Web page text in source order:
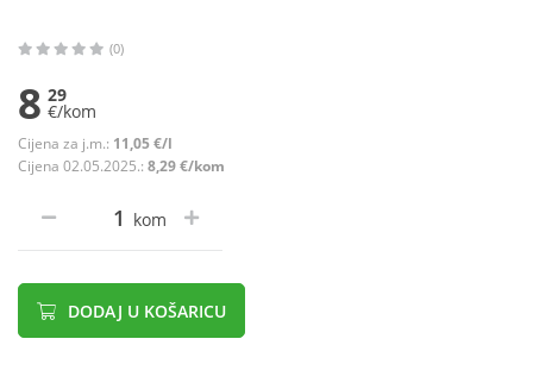
(0)
8 29
€/kom
Cijena za j.m.: 11,05 €/l
Cijena 02.05.2025.: 8,29 €/kom
kom
DODAJ U KOŠARICU